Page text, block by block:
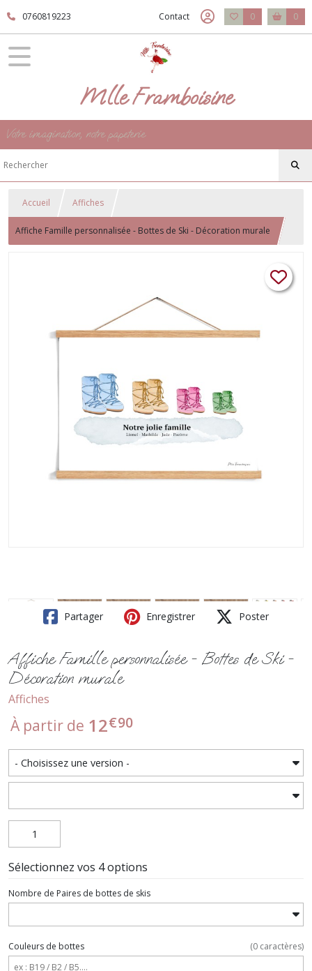
0760819223 Contact 0 0
Mlle Framboisine
Votre imagination, notre papeterie
Accueil Affiches
Affiche Famille personnalisée - Bottes de Ski - Décoration murale
Partager Enregistrer Poster
Affiche Famille personnalisée - Bottes de Ski -
Décoration murale
Affiches
À partir de 12€90
Sélectionnez vos 4 options
Nombre de Paires de bottes de skis
Couleurs de bottes (0 caractères)